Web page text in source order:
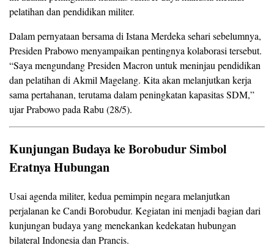
pelatihan dan pendidikan militer.
Dalam pernyataan bersama di Istana Merdeka sehari sebelumnya,
Presiden Prabowo menyampaikan pentingnya kolaborasi tersebut.
“Saya mengundang Presiden Macron untuk meninjau pendidikan
dan pelatihan di Akmil Magelang. Kita akan melanjutkan kerja
sama pertahanan, terutama dalam peningkatan kapasitas SDM,”
ujar Prabowo pada Rabu (28/5).
Kunjungan Budaya ke Borobudur Simbol
Eratnya Hubungan
Usai agenda militer, kedua pemimpin negara melanjutkan
perjalanan ke Candi Borobudur. Kegiatan ini menjadi bagian dari
kunjungan budaya yang menekankan kedekatan hubungan
bilateral Indonesia dan Prancis.